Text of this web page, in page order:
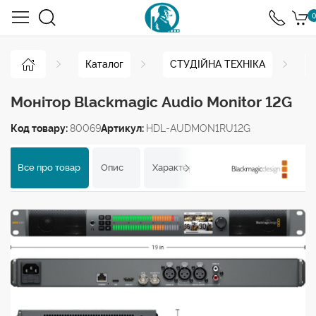
0
Каталог СТУДІЙНА ТЕХНІКА
Монітор Blackmagic Audio Monitor 12G
Код товару:80069Артикул: HDL-AUDMON1RU12G
Все про товар Опис Характеристики Відгуки